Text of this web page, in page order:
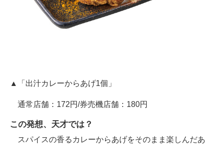
▲「出汁カレーからあげ1個」
通常店舗：172円/券売機店舗：180円
この発想、天才では？
スパイスの香るカレーからあげをそのまま楽しんだあ